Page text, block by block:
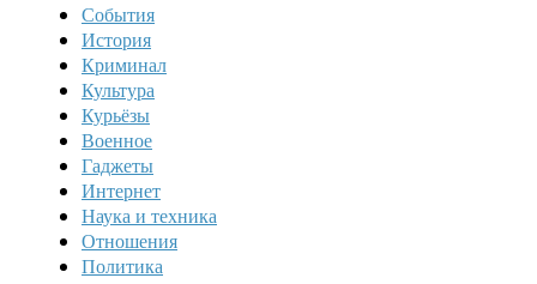
События
История
Криминал
Культура
Курьёзы
Военное
Гаджеты
Интернет
Наука и техника
Отношения
Политика